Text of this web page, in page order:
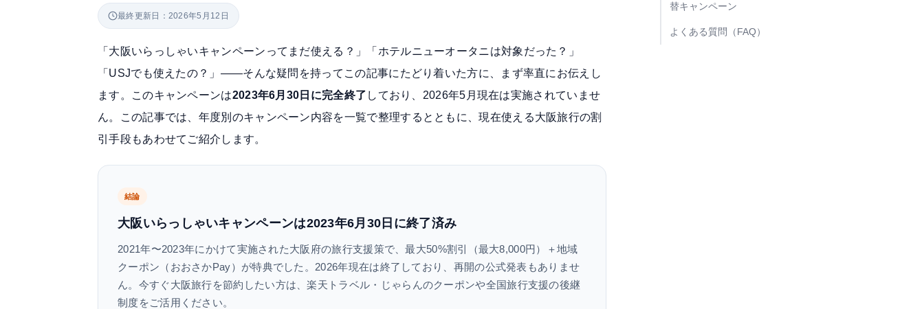
最終更新日：2026年5月12日
「大阪いらっしゃいキャンペーンってまだ使える？」「ホテルニューオータニは対象だった？」
「USJでも使えたの？」——そんな疑問を持ってこの記事にたどり着いた方に、まず率直にお伝えし
ます。このキャンペーンは2023年6月30日に完全終了 しており、2026年5月現在は実施されていませ
ん。この記事では、年度別のキャンペーン内容を一覧で整理するとともに、現在使える大阪旅行の割
引手段もあわせてご紹介します。
結論
大阪いらっしゃいキャンペーンは2023年6月30日に終了済み
2021年〜2023年にかけて実施された大阪府の旅行支援策で、最大50%割引（最大8,000円）＋地域
クーポン（おおさかPay）が特典でした。2026年現在は終了しており、再開の公式発表もありませ
ん。今すぐ大阪旅行を節約したい方は、楽天トラベル・じゃらんのクーポンや全国旅行支援の後継
制度をご活用ください。
替キャンペーン
よくある質問（FAQ）